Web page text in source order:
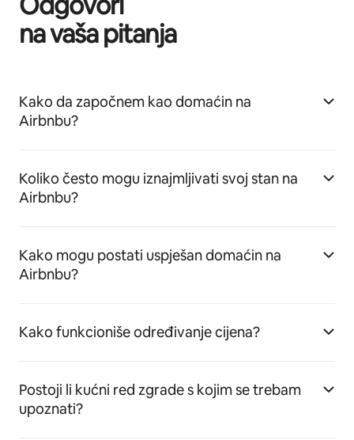
na vaša pitanja
Kako da započnem kao domaćin na
Airbnbu?
Koliko često mogu iznajmljivati svoj stan na
Airbnbu?
Kako mogu postati uspješan domaćin na
Airbnbu?
Kako funkcioniše određivanje cijena?
Postoji li kućni red zgrade s kojim se trebam
upoznati?